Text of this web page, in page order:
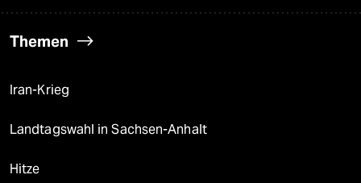
Themen
Iran-Krieg
Landtagswahl in Sachsen-Anhalt
Hitze